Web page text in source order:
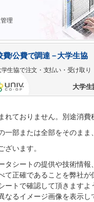
理
費/公費で調達－大学生協
学生協で注文・支払い・受け取り
大学生
ておりません。別途消費
部または全部をそのまま
います。
シートの提供や技術情報
正確であることを弊社が
トで確認して頂きますよ
るイメージ画像を表示し